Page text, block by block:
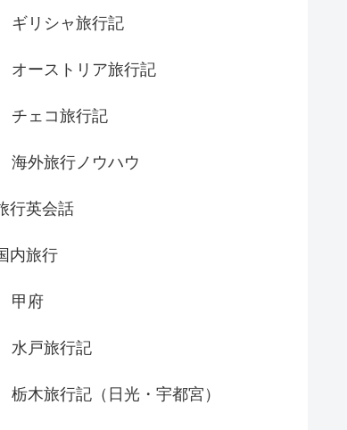
ギリシャ旅行記
オーストリア旅行記
チェコ旅行記
海外旅行ノウハウ
行英会話
内旅行
甲府
水戸旅行記
栃木旅行記（日光・宇都宮）